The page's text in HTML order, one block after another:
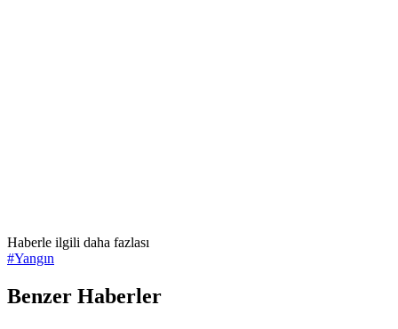
Haberle ilgili daha fazlası
#Yangın
Benzer Haberler